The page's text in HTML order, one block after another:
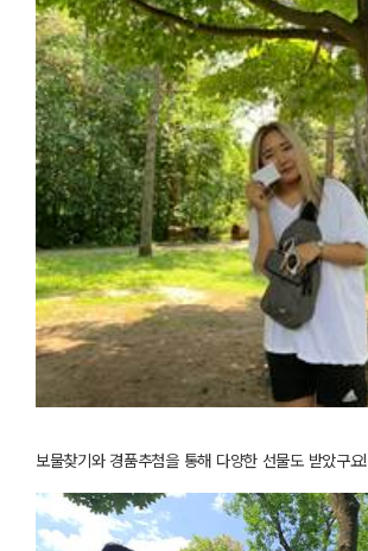
보물찾기와 경품추첨을 통해 다양한 선물도 받았구요!